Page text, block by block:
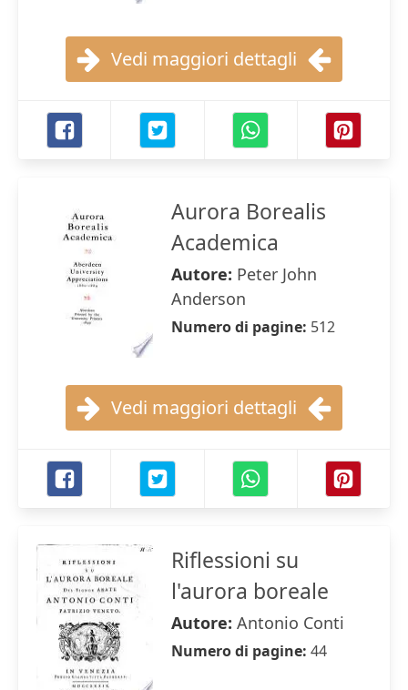
Vedi maggiori dettagli
Aurora Borealis
Academica
Autore: Peter John
Anderson
Numero di pagine: 512
Vedi maggiori dettagli
Riflessioni su
l'aurora boreale
Autore: Antonio Conti
Numero di pagine: 44